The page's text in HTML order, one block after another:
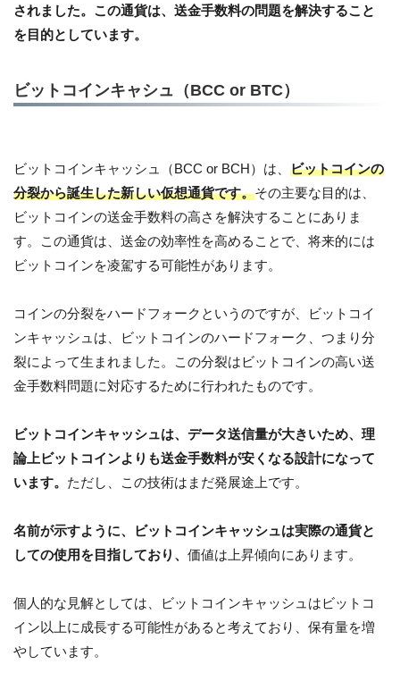
されました。この通貨は、送金手数料の問題を解決すること
を目的としています。
ビットコインキャシュ（BCC or BTC）
ビットコインキャッシュ（BCC or BCH）は、 ビットコインの
分裂から誕生した新しい仮想通貨です。その主要な目的は、
ビットコインの送金手数料の高さを解決することにありま
す。この通貨は、送金の効率性を高めることで、将来的には
ビットコインを凌駕する可能性があります。
コインの分裂をハードフォークというのですが、ビットコイ
ンキャッシュは、ビットコインのハードフォーク、つまり分
裂によって生まれました。この分裂はビットコインの高い送
金手数料問題に対応するために行われたものです。
ビットコインキャッシュは、データ送信量が大きいため、理
論上ビットコインよりも送金手数料が安くなる設計になって
います。 ただし、この技術はまだ発展途上です。
名前が示すように、ビットコインキャッシュは実際の通貨と
しての使用を目指しており、 価値は上昇傾向にあります。
個人的な見解としては、ビットコインキャッシュはビットコ
イン以上に成長する可能性があると考えており、保有量を増
やしています。